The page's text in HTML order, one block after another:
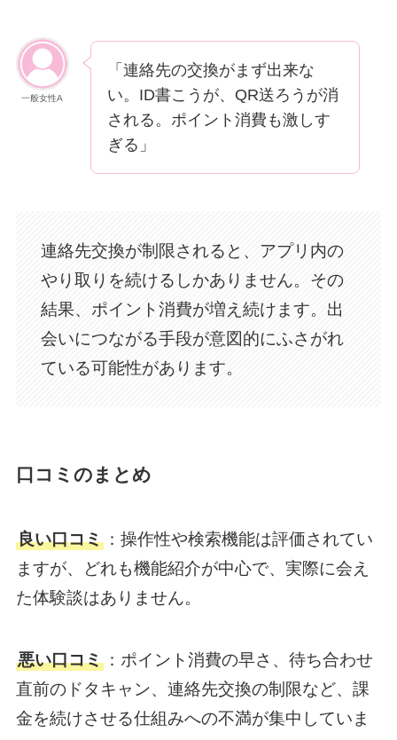
一般女性A
「連絡先の交換がまず出来な
い。ID書こうが、QR送ろうが消
される。ポイント消費も激しす
ぎる」
連絡先交換が制限されると、アプリ内の
やり取りを続けるしかありません。その
結果、ポイント消費が増え続けます。出
会いにつながる手段が意図的にふさがれ
ている可能性があります。
口コミのまとめ
良い口コミ：操作性や検索機能は評価されてい
ますが、どれも機能紹介が中心で、実際に会え
た体験談はありません。
悪い口コミ：ポイント消費の早さ、待ち合わせ
直前のドタキャン、連絡先交換の制限など、課
金を続けさせる仕組みへの不満が集中していま